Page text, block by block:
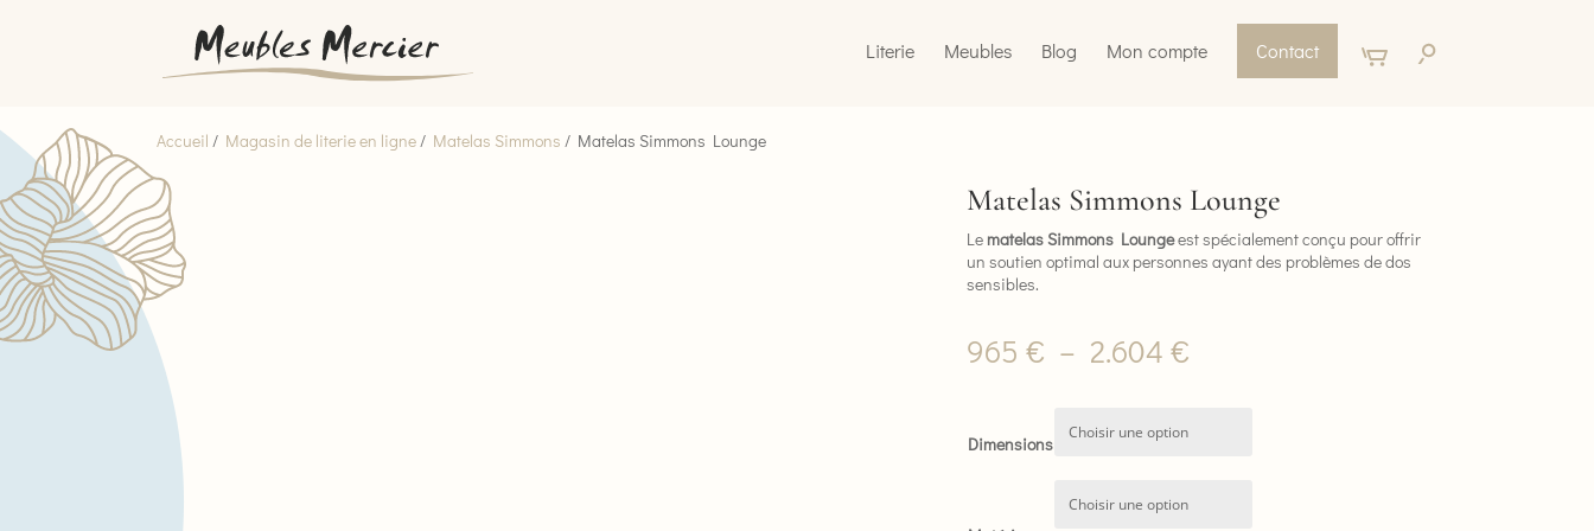
Literie Meubles Blog Mon compte Contact
Accueil / Magasin de literie en ligne/ Matelas Simmons / Matelas Simmons Lounge
Matelas Simmons Lounge
Le matelas Simmons Loungeest spécialement conçu pour offrir
un soutien optimal aux personnes ayant des problèmes de dos
sensibles.
965 € – 2.604 €Plage
prix :
à
Dimensions